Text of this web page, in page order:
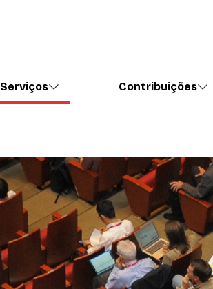
Serviços Contribuições